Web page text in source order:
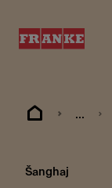
...
Šanghaj